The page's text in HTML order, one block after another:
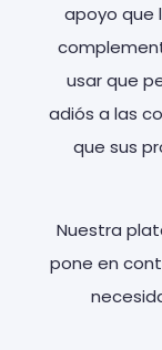
apoyo que
usar que
adiós a las
que sus
Nuestra
pone en